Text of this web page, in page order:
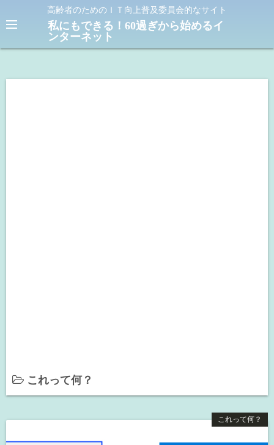
ン
高齢者のためのＩＴ向上普及委員会的なサイト
私にもできる！60過ぎから始めるイ
ンターネット
これって何？
これって何？